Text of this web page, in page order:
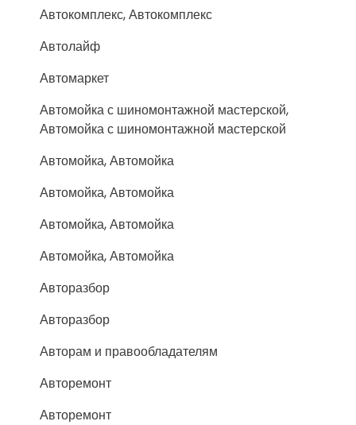
Автокомплекс, Автокомплекс
Автолайф
Автомаркет
Автомойка с шиномонтажной мастерской,
Автомойка с шиномонтажной мастерской
Автомойка, Автомойка
Автомойка, Автомойка
Автомойка, Автомойка
Автомойка, Автомойка
Авторазбор
Авторазбор
Авторам и правообладателям
Авторемонт
Авторемонт